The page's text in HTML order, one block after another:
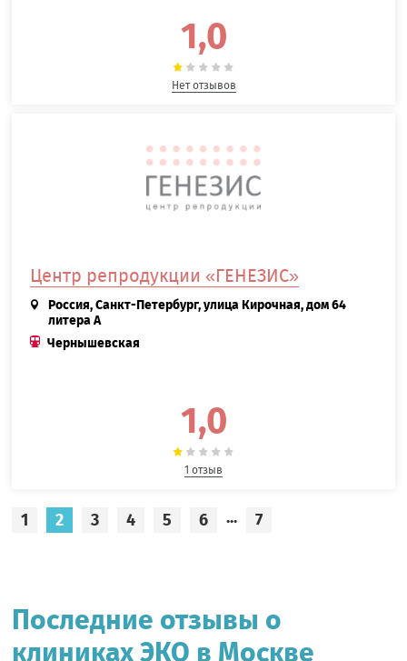
1,0
Нет отзывов
Центр репродукции «ГЕНЕЗИС»
Россия, Санкт-Петербург, улица Кирочная, дом 64
литера А
Чернышевская
1,0
1 отзыв
1 2 3 4 5 6 ... 7
Последние отзывы о
клиниках ЭКО в Москве